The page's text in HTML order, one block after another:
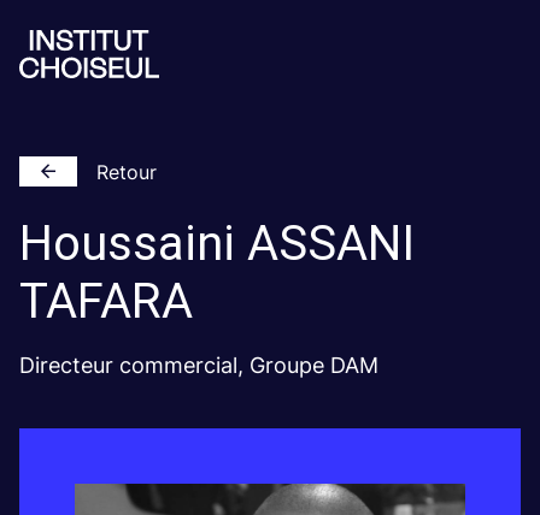
Retour
Houssaini ASSANI
TAFARA
Directeur commercial, Groupe DAM